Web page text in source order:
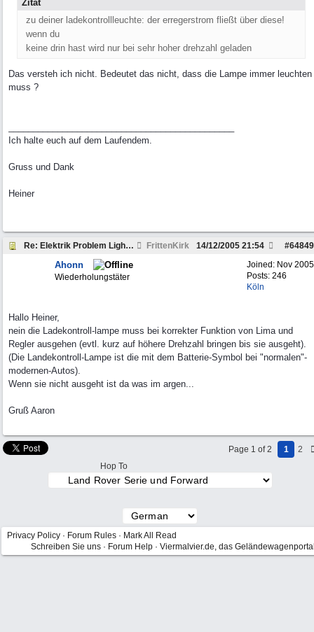
Zitat
zu deiner ladekontrollleuchte: der erregerstrom fließt über diese!
wenn du
keine drin hast wird nur bei sehr hoher drehzahl geladen
Das versteh ich nicht. Bedeutet das nicht, dass die Lampe immer leuchten
muss ?
Ich halte euch auf dem Laufendem.
Gruss und Dank
Heiner
Re: Elektrik Problem Lightweight FrittenKirk #64849
14/12/2005 21:54
Joined: Nov 2005
Posts: 246
Köln
Ahonn
Wiederholungstäter
Hallo Heiner,
nein die Ladekontroll-lampe muss bei korrekter Funktion von Lima und
Regler ausgehen (evtl. kurz auf höhere Drehzahl bringen bis sie ausgeht).
(Die Landekontroll-Lampe ist die mit dem Batterie-Symbol bei "normalen"-
modernen-Autos).
Wenn sie nicht ausgeht ist da was im argen...
Gruß Aaron
Page 1 of 2 1
2
Hop To
Privacy Policy · Forum Rules · Mark All Read
Schreiben Sie uns · Forum Help · Viermalvier.de, das